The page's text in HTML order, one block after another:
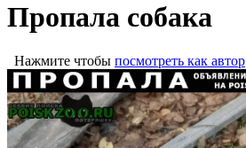
Пропала собака
Нажмите чтобы посмотреть как автор